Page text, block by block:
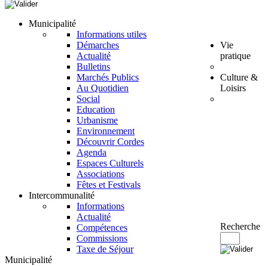
Municipalité
Informations utiles
Démarches
Actualité
Bulletins
Marchés Publics
Vie
pratique
Au Quotidien
Social
Education
Urbanisme
Environnement
Culture &
Loisirs
Découvrir Cordes
Agenda
Espaces Culturels
Associations
Fêtes et Festivals
Intercommunalité
Informations
Actualité
Compétences
Commissions
Taxe de Séjour
Recherche
Municipalité